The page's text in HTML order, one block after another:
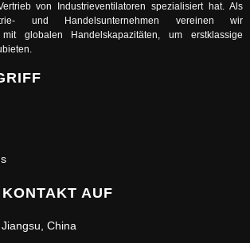
von Industrieventilatoren spezialisiert hat. Als
und Handelsunternehmen vereinen wir
mit globalen Handelskapazitäten, um erstklassige
AUF
China